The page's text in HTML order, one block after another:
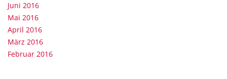
Juni 2016
Mai 2016
April 2016
März 2016
Februar 2016